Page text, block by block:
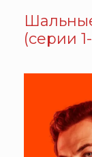
(серии